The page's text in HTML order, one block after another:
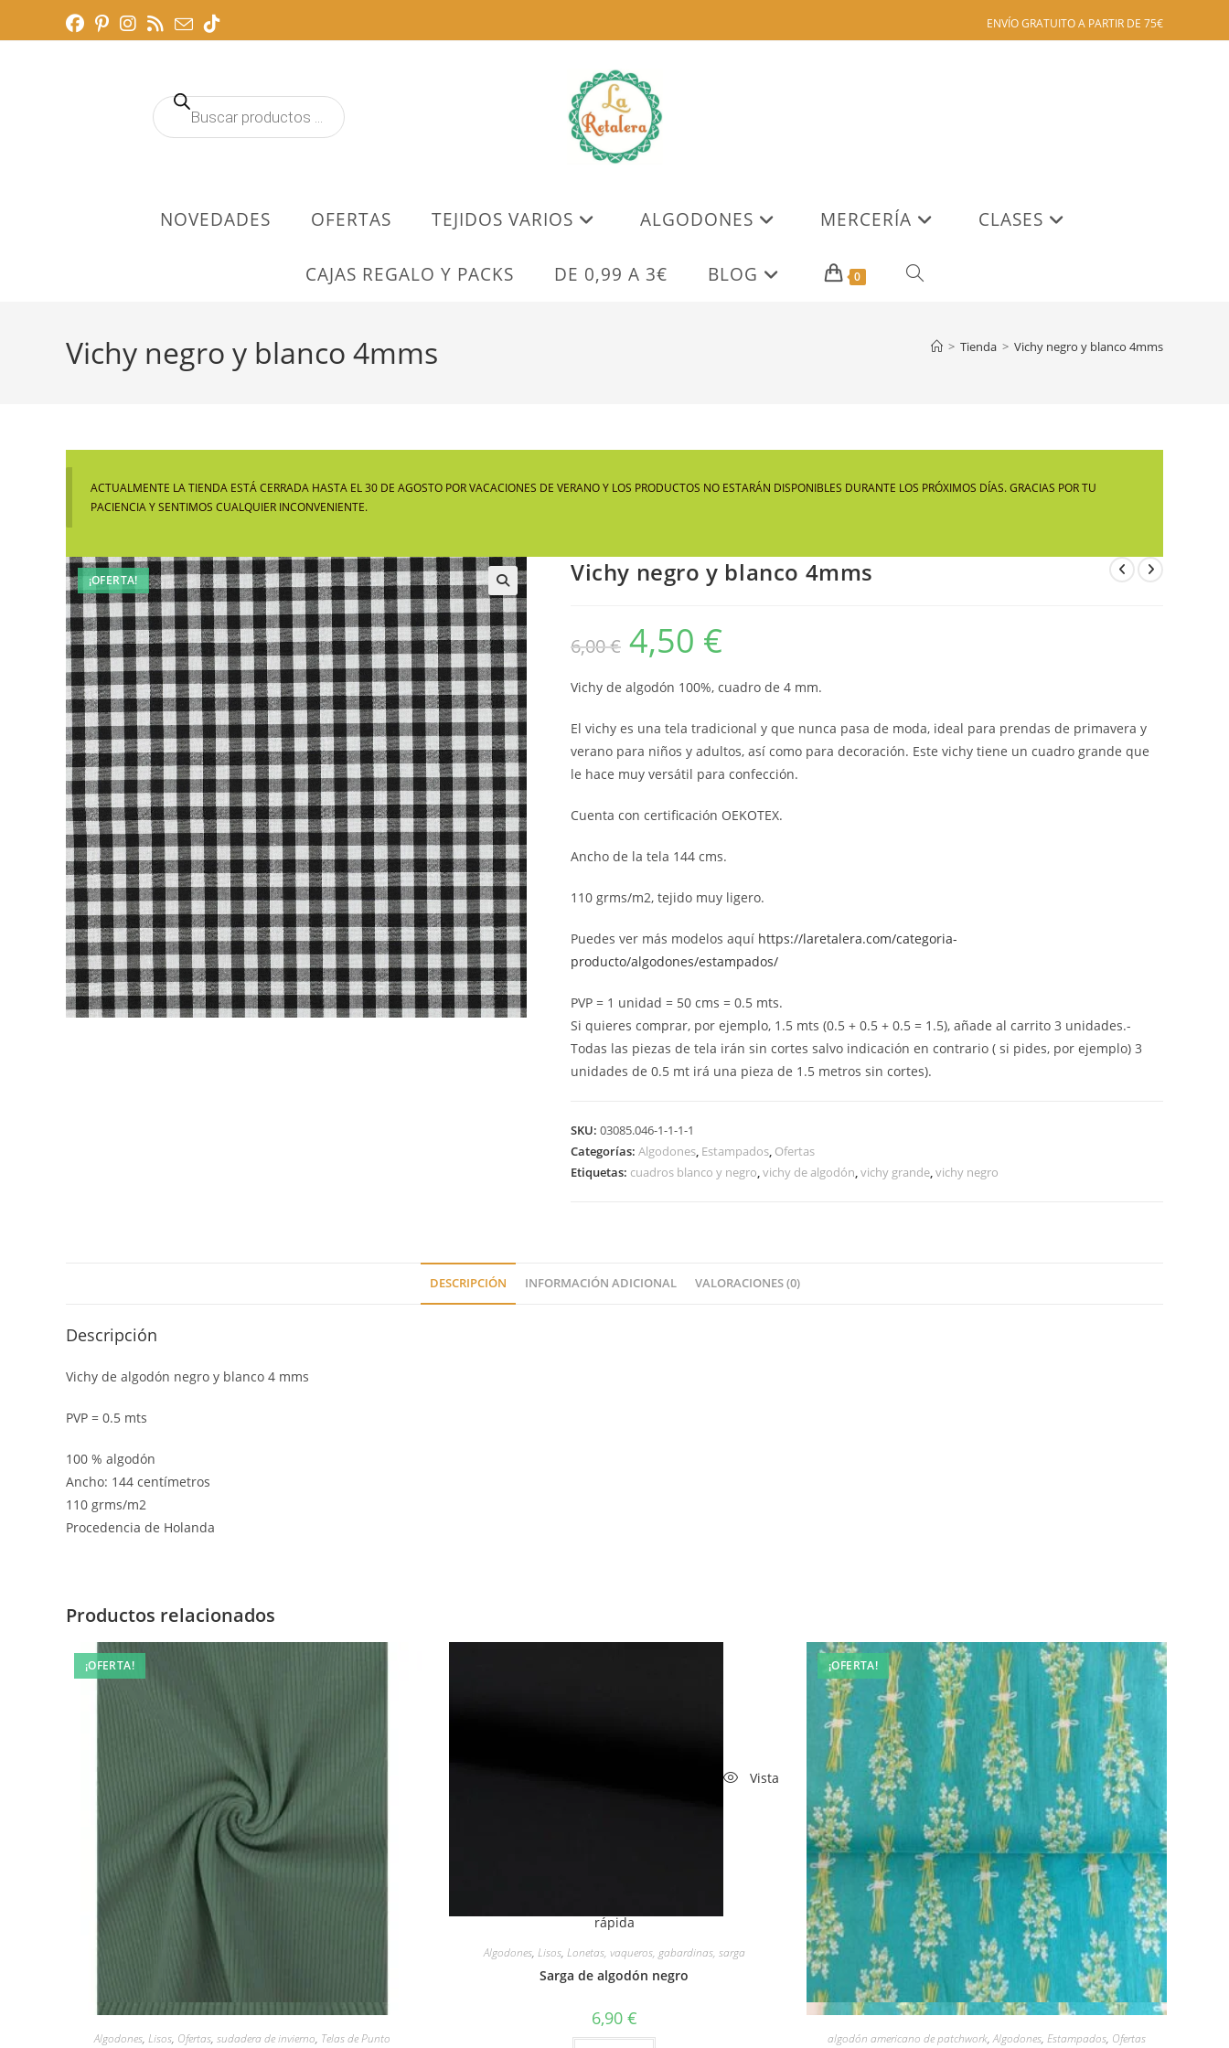
ENVÍO GRATUITO A PARTIR DE 75€
Búsqueda
de
NOVEDADES OFERTAS TEJIDOS VARIOS ALGODONES MERCERÍA CLASES
CAJAS REGALO Y PACKS DE 0,99 A 3€ BLOG 0 ALTERNAR
WEB
Vichy negro y blanco 4mms > Tienda > Vichy negro y blanco 4mms
ACTUALMENTE LA TIENDA ESTÁ CERRADA HASTA EL 30 DE AGOSTO POR VACACIONES DE VERANO Y LOS PRODUCTOS NO ESTARÁN DISPONIBLES DURANTE LOS PRÓXIMOS DÍAS. GRACIAS POR TU
PACIENCIA Y SENTIMOS CUALQUIER INCONVENIENTE.
¡OFERTA!
🔍
Vichy negro y blanco 4mms
6,00€
El
precio
original
6,00 €.
4,50 €
4,50 €.
Vichy de algodón 100%, cuadro de 4 mm.
El vichy es una tela tradicional y que nunca pasa de moda, ideal para prendas de primavera y
verano para niños y adultos, así como para decoración. Este vichy tiene un cuadro grande que
le hace muy versátil para confección.
Cuenta con certificación OEKOTEX.
Ancho de la tela 144 cms.
110 grms/m2, tejido muy ligero.
Puedes ver más modelos aquí https://laretalera.com/categoria-
producto/algodones/estampados/
PVP = 1 unidad = 50 cms = 0.5 mts.
Si quieres comprar, por ejemplo, 1.5 mts (0.5 + 0.5 + 0.5 = 1.5), añade al carrito 3 unidades.-
Todas las piezas de tela irán sin cortes salvo indicación en contrario ( si pides, por ejemplo) 3
unidades de 0.5 mt irá una pieza de 1.5 metros sin cortes).
SKU: 03085.046-1-1-1-1
Categorías: Algodones, Estampados, Ofertas
Etiquetas: cuadros blanco y negro,vichy de algodón,vichy grande,vichy negro
DESCRIPCIÓN INFORMACIÓN ADICIONAL VALORACIONES (0)
Descripción
Vichy de algodón negro y blanco 4 mms
PVP = 0.5 mts
100 % algodón
Ancho: 144 centímetros
110 grms/m2
Procedencia de Holanda
Productos relacionados
¡OFERTA!
Vista rápida
Algodones,Lisos, Ofertas,sudadera de invierno, Telas de Punto
Vista
rápida
Algodones, Lisos, Lonetas, vaqueros, gabardinas, sarga
Sarga de algodón negro
6,90 €
¡OFERTA!
Vista rápida
algodón americano de patchwork,Algodones, Estampados, Ofertas